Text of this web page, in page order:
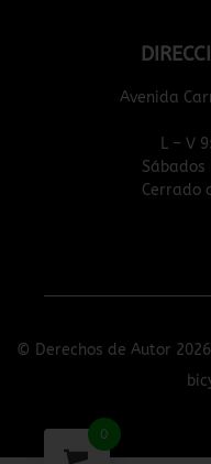
Avenida
L – V
Sábados
Cerrado
© Derechos de Autor
0